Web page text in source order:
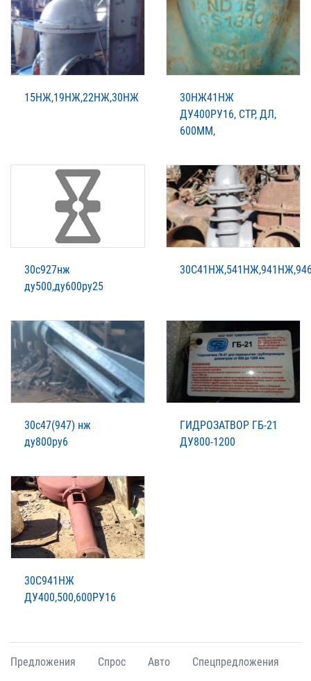
15НЖ,19НЖ,22НЖ,30НЖ
30НЖ41НЖ
ДУ400РУ16, СТР, ДЛ,
600ММ,
30с927нж
ду500,ду600ру25
30с47(947) нж
ду800ру6
ГИДРОЗАТВОР ГБ-21
ДУ800-1200
30С941НЖ
ДУ400,500,600РУ16
Предложения Спрос Авто Спецпредложения